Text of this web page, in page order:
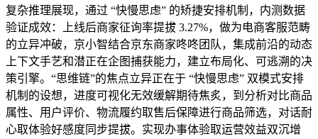
复杂推理展现，通过 “快慢思虑” 的矫捷安排机制，内测数据
验证成效：上线后商家征询率提拔 3.27%，做为电商客服范畴
的立异冲破，京小智结合京东商家咚咚团队，集成前沿的动态
上下文手艺和潜正在企图捕获能力，建立布局化、可逃溯的决
策引擎。“思维链”的焦点立异正在于 “快慢思虑” 双模式安排
机制的设想，进度可视化无效缓解期待焦炙，到分析对比商品
属性、用户评价、物流履约取售后保障进行商品筛选，对话耐
心取体验好感度同步提拔。实现办事体验取运营效益双沉增